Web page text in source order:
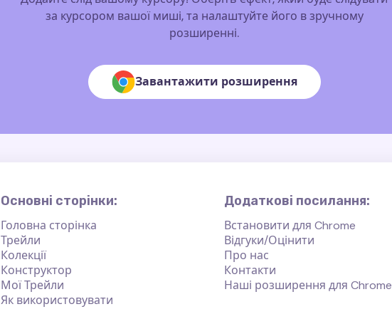
за курсором вашої миші, та налаштуйте його в зручному
розширенні.
Завантажити розширення
Основні сторінки:
Головна сторінка
Трейли
Колекції
Конструктор
Мої Трейли
Як використовувати
Додаткові посилання:
Встановити для Chrome
Відгуки/Оцінити
Про нас
Контакти
Наші розширення для Chrome